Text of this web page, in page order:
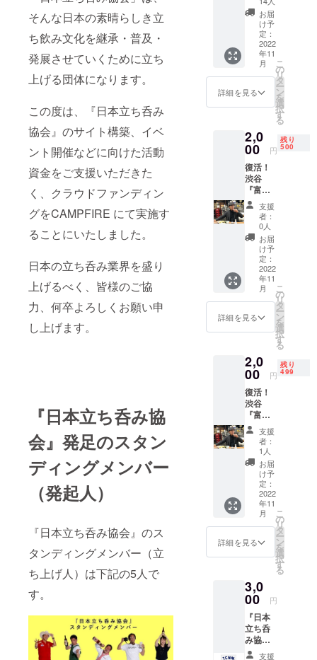
そんな日本の素晴らしき立
ち飲み文化を継承・普及・
発展させていくために立ち
上げる団体になります。
この度は、『日本立ち呑み
協会』のサイト構築、イベ
ント開催などに向けた活動
資金をご支援いただきた
く、クラウドファンディン
グをCAMPFIRE にて実施す
ることにいたしました。
日本の立ち呑み業界を盛り
上げるべく、皆様のご協
力、何卒よろしくお願い申
し上げます。
『日本立ち呑み協
会』発足のスタン
ディングメンバー
（発起人）
『日本立ち呑み協会』のス
タンディングメンバー（立
ち上げ人）は下記の5人で
す。
定「タ
チノミ
ニス
ト」ピ
ンバッ
ジ＋
『日本
立ち呑
み協
費 年会
費3000
円がク
ラウド
ファン
ディン
グなら
2000円
になる
早期
割。日
本立ち
呑み協
会が
「タチ
ノミニ
スト」
ピン
バッジ
※会員に
なって
いただ
いた方
には、
「日本
立ち呑
み協
会」認
定タチ
ノミニ
ストピ
ンバッ
ジをお
お届
け予
定：
2022
年11
月
詳細を見る
こ
の
リ
タ
ー
ン
を
選
択
す
る
2,0
00 円
残り
500
復活！
渋谷
『富士
屋本
店』で
吉田類
＆立ち
呑み大
使と飲
む、協
会発足
記念イ
ベント
オンラ
イン参
「立ち
呑みの
日」に
協会発
足記念
イベン
ト、開
催決
定！
スペ
シャル
ゲスト
に、酒
場のカ
リス
マ・吉
田類氏
に復
活、再
ンした
伝説の
立ち呑
み『富
支援
者：
0人
お届
け予
定：
2022
年11
月
詳細を見る
こ
の
リ
タ
ー
ン
を
選
択
す
る
2,0
00 円
残り
499
復活！
渋谷
『富士
屋本
店』で
吉田類
＆立ち
呑み大
使と飲
む、協
会発足
記念イ
ベント
オンラ
イン参
「立ち
呑みの
日」に
協会発
足記念
イベン
ト、開
支援
者：
1人
お届
け予
定：
2022
年11
月
詳細を見る
こ
の
リ
タ
ー
ン
を
選
択
す
る
3,0
00 円
『日本
立ち呑
み協
会』認
支援